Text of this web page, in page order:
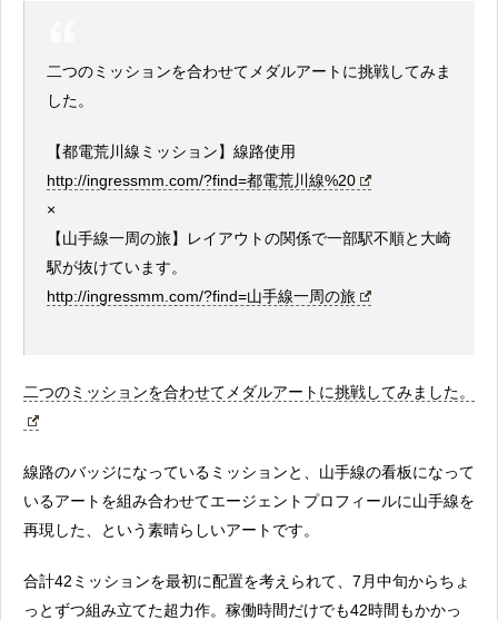
二つのミッションを合わせてメダルアートに挑戦してみま
した。
【都電荒川線ミッション】線路使用
http://ingressmm.com/?find=都電荒川線%20
×
【山手線一周の旅】レイアウトの関係で一部駅不順と大崎
駅が抜けています。
http://ingressmm.com/?find=山手線一周の旅
二つのミッションを合わせてメダルアートに挑戦してみました。
線路のバッジになっているミッションと、山手線の看板になって
いるアートを組み合わせてエージェントプロフィールに山手線を
再現した、という素晴らしいアートです。
合計42ミッションを最初に配置を考えられて、7月中旬からちょ
っとずつ組み立てた超力作。稼働時間だけでも42時間もかかっ